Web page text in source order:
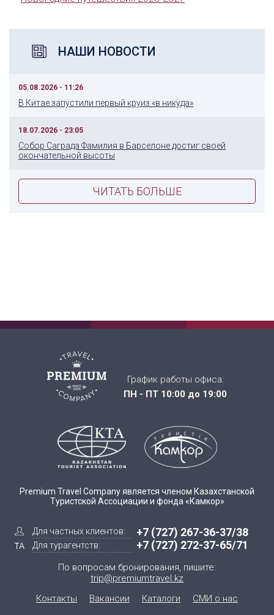
НАШИ НОВОСТИ
05.08.2026 - 11:26
В Китае запустили первый круиз «в никуда»
18.07.2026 - 23:05
Собор Саграда Фамилия в Барселоне достиг своей
окончательной высоты
ЧИТАТЬ БОЛЬШЕ
График работы офиса:
ПН - ПТ 10:00 до 19:00
Premium Travel Company является членом Казахстанской
Туристской Ассоциации и фонда «Камкор»
Для частных клиентов:
Для турагентств:
+7 (727) 267-36-37/38
+7 (727) 272-37-65/71
По вопросам бронирования, пишите:
trip@premiumtravel.kz
Контакты
Вакансии Каталоги СМИ о нас